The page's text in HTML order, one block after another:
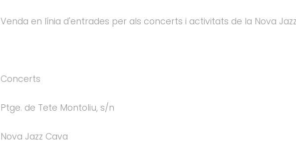
Venda en línia d'entrades per als concerts i activitats de la Nova
Concerts
Ptge. de Tete Montoliu, s/n
Nova Jazz Cava